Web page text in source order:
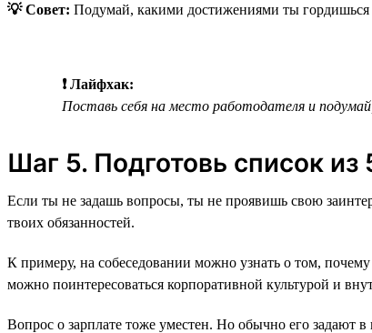
💡 Совет: Подумай, какими достижениями ты
❗ Лайфхак:
Поставь себя на место работодателя и
Шаг 5. Подготовь список
Если ты не задашь вопросы, ты не проявишь свою
твоих обязанностей.
К примеру, на собеседовании можно узнать о том, почему
можно поинтересоваться корпоративной культурой и
Вопрос о зарплате тоже уместен. Но обычно его задают в